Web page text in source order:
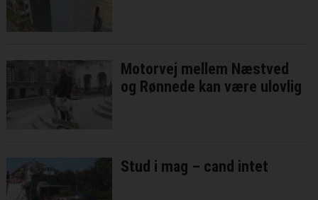
Motorvej mellem Næstved
og Rønnede kan være ulovlig
Stud i mag – cand intet